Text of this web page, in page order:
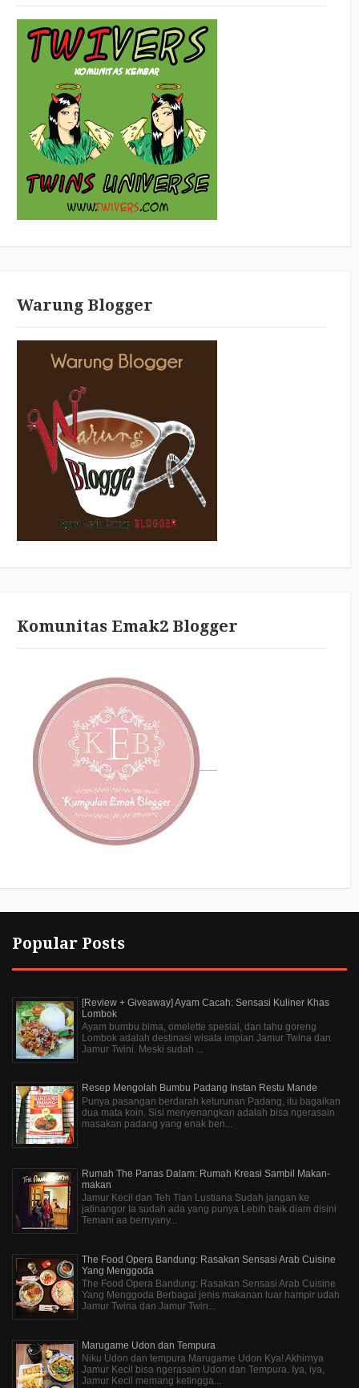
Warung Blogger
Komunitas Emak2 Blogger
Popular Posts
[Review + Giveaway] Ayam Cacah: Sensasi Kuliner Khas
Lombok
Ayam bumbu bima, omelette spesial, dan tahu goreng
Lombok adalah destinasi wisata impian Jamur Twina dan
Jamur Twini. Meski sudah ...
Resep Mengolah Bumbu Padang Instan Restu Mande
Punya pasangan berdarah keturunan Padang, itu bagaikan
dua mata koin. Sisi menyenangkan adalah bisa ngerasain
masakan padang yang enak ben...
Rumah The Panas Dalam: Rumah Kreasi Sambil Makan-
makan
Jamur Kecil dan Teh Tian Lustiana Sudah jangan ke
jatinangor Ia sudah ada yang punya Lebih baik diam disini
Temani aa bernyany...
The Food Opera Bandung: Rasakan Sensasi Arab Cuisine
Yang Menggoda
The Food Opera Bandung: Rasakan Sensasi Arab Cuisine
Yang Menggoda Berbagai jenis makanan luar hampir udah
Jamur Twina dan Jamur Twin...
Marugame Udon dan Tempura
Niku Udon dan tempura Marugame Udon Kya! Akhirnya
Jamur Kecil bisa ngerasain Udon dan Tempura. Iya, iya,
Jamur Kecil memang ketingga...